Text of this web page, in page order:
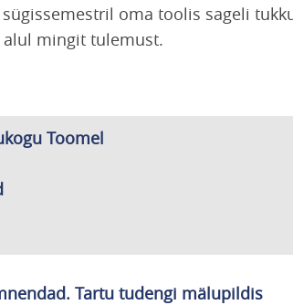
oma toolis sageli
mingit tulemust.
Toomel
Tartu tudengi mälupildis